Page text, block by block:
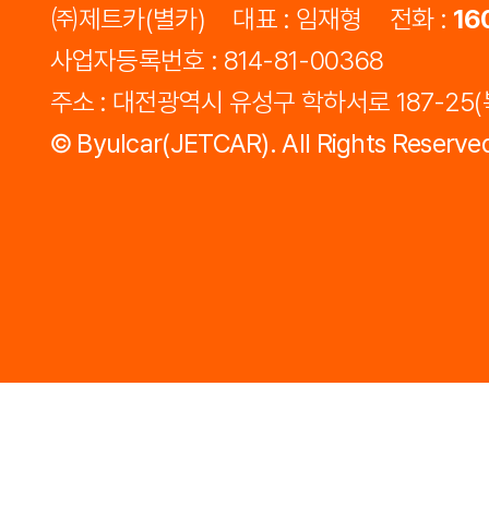
㈜제트카(별카) 대표 : 임재형 전화 :
사업자등록번호 : 814-81-00368
주소 : 대전광역시 유성구 학하서로 187-25(
© Byulcar(JETCAR). All Rights